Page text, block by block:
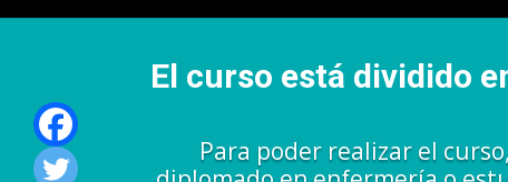
El curso está dividido
Para poder realizar el